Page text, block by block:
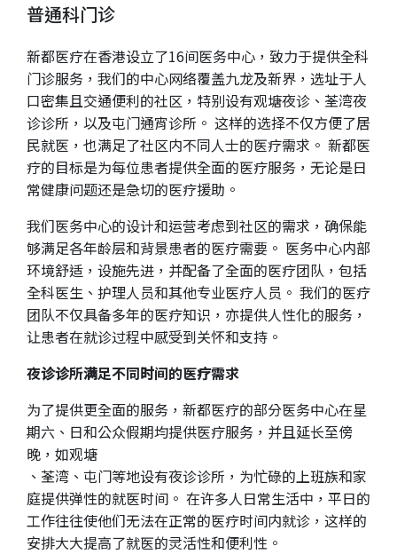
普通科门诊
新都医疗在香港设立了16间医务中心，致力于提供全科
门诊服务，我们的中心网络覆盖九龙及新界，选址于人
口密集且交通便利的社区，特别设有观塘夜诊、荃湾夜
诊诊所，以及屯门通宵诊所。 这样的选择不仅方便了居
民就医，也满足了社区内不同人士的医疗需求。 新都医
疗的目标是为每位患者提供全面的医疗服务，无论是日
常健康问题还是急切的医疗援助。
我们医务中心的设计和运营考虑到社区的需求，确保能
够满足各年龄层和背景患者的医疗需要。 医务中心内部
环境舒适，设施先进，并配备了全面的医疗团队，包括
全科医生、护理人员和其他专业医疗人员。 我们的医疗
团队不仅具备多年的医疗知识，亦提供人性化的服务，
让患者在就诊过程中感受到关怀和支持。
夜诊诊所满足不同时间的医疗需求
为了提供更全面的服务，新都医疗的部分医务中心在星
期六、日和公众假期均提供医疗服务，并且延长至傍
晚，如观塘
、荃湾、屯门等地设有夜诊诊所，为忙碌的上班族和家
庭提供弹性的就医时间。 在许多人日常生活中，平日的
工作往往使他们无法在正常的医疗时间内就诊，这样的
安排大大提高了就医的灵活性和便利性。